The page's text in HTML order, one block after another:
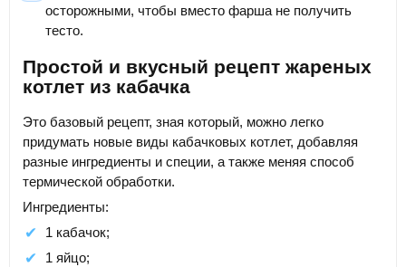
осторожными, чтобы вместо фарша не получить
тесто.
Простой и вкусный рецепт жареных
котлет из кабачка
Это базовый рецепт, зная который, можно легко
придумать новые виды кабачковых котлет, добавляя
разные ингредиенты и специи, а также меняя способ
термической обработки.
Ингредиенты:
1 кабачок;
1 яйцо;